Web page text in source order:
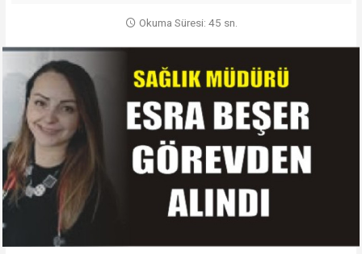
Okuma Süresi: 45 sn.